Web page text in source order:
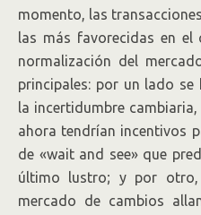
momento, las
las más favorecidas en
normalización del
principales: por un lado
la incertidumbre
ahora tendrían incentivos
de «wait and see» que
último lustro; y por
mercado de cambios